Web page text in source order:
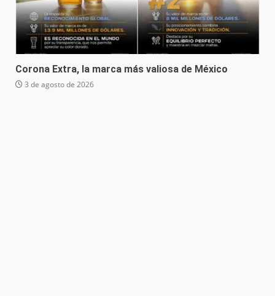
Corona Extra, la marca más valiosa de México
3 de agosto de 2026